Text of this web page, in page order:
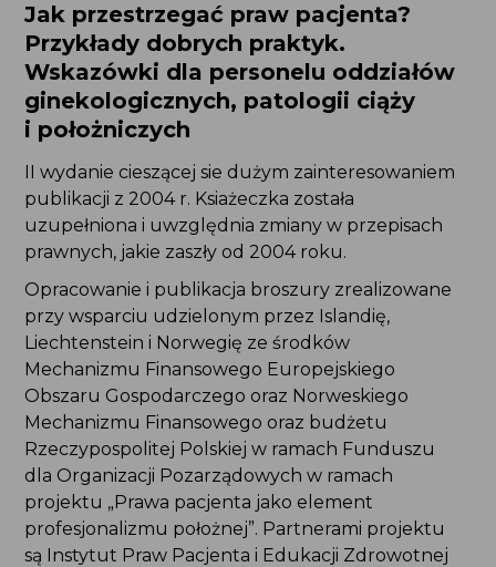
Niezbędnik
Search Button
Jak przestrzegać praw pacjenta?
Przykłady dobrych praktyk.
Wskazówki dla personelu oddziałów
ginekologicznych, patologii ciąży
i położniczych
II wydanie cieszącej sie dużym zainteresowaniem
publikacji z 2004 r. Ksiażeczka została
uzupełniona i uwzględnia zmiany w przepisach
prawnych, jakie zaszły od 2004 roku.
Opracowanie i publikacja broszury zrealizowane
przy wsparciu udzielonym przez Islandię,
Liechtenstein i Norwegię ze środków
Mechanizmu Finansowego Europejskiego
Obszaru Gospodarczego oraz Norweskiego
Mechanizmu Finansowego oraz budżetu
Rzeczypospolitej Polskiej w ramach Funduszu
dla Organizacji Pozarządowych w ramach
projektu „Prawa pacjenta jako element
profesjonalizmu położnej”. Partnerami projektu
są Instytut Praw Pacjenta i Edukacji Zdrowotnej